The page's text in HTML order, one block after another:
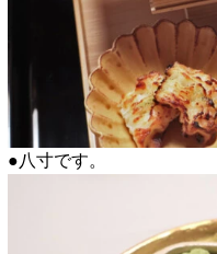
●八寸です。